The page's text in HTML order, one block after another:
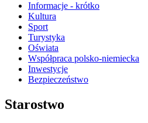
Informacje - krótko
Kultura
Sport
Turystyka
Oświata
Współpraca polsko-niemiecka
Inwestycje
Bezpieczeństwo
Starostwo